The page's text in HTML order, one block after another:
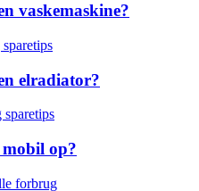
vaskemaskine?
elradiator?
op?
forbrug